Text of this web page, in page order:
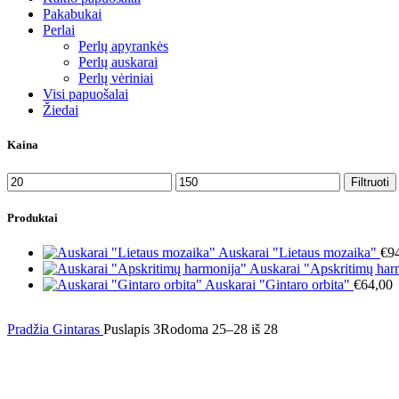
Pakabukai
Perlai
Perlų apyrankės
Perlų auskarai
Perlų vėriniai
Visi papuošalai
Žiedai
Kaina
Min
kaina
Maks
kaina
Filtruoti
Produktai
Auskarai "Lietaus mozaika" €
Auskarai "Apskritimų
Auskarai "Gintaro orbita" €64,00
Pradžia Gintaras Puslapis 3Rodoma 25–28 iš 28